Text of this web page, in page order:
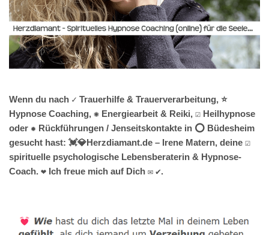
Wenn du nach ✓ Trauerhilfe & Trauerverarbeitung, ⭐
Hypnose Coaching, ✺ Energiearbeit & Reiki, ☑️ Heilhypnose
oder ✹ Rückführungen / Jenseitskontakte in ⭕ Büdesheim
gesucht hast: 💓️💎Herzdiamant.de – Irene Matern, deine ☑️
spirituelle psychologische Lebensberaterin & Hypnose-
Coach. ❤ Ich freue mich auf Dich ✉ ✔.